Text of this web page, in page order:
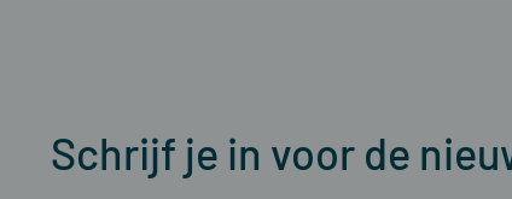
Schrijf je in voor de